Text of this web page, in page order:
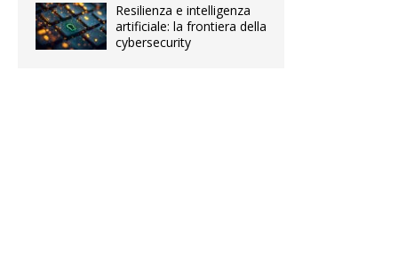
Resilienza e intelligenza
artificiale: la frontiera della
cybersecurity